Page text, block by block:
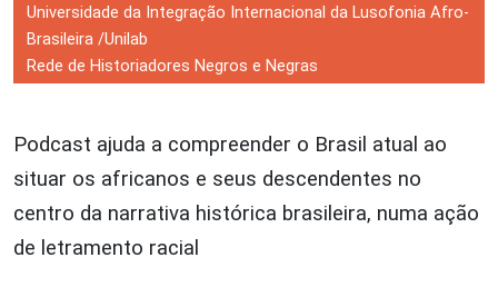
Universidade da Integração Internacional da Lusofonia Afro-
Brasileira /Unilab
Rede de Historiadores Negros e Negras
Podcast ajuda a compreender o Brasil atual ao
situar os africanos e seus descendentes no
centro da narrativa histórica brasileira, numa ação
de letramento racial